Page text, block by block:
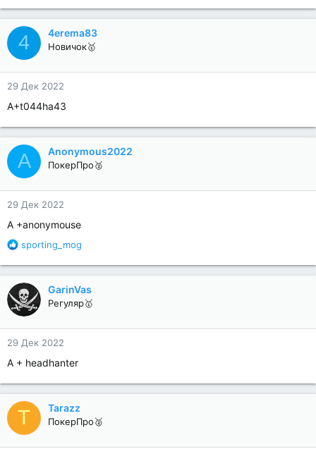
4 4erema83
Новичок🥇
29 Дек 2022
А+t044ha43
A Anonymous2022
ПокерПро🥈
29 Дек 2022
А +anonymouse
Р
а
к
ц
и
и
:
sporting_mog
GarinVas
Регуляр🥇
29 Дек 2022
A + headhanter
T Tarazz
ПокерПро🥈